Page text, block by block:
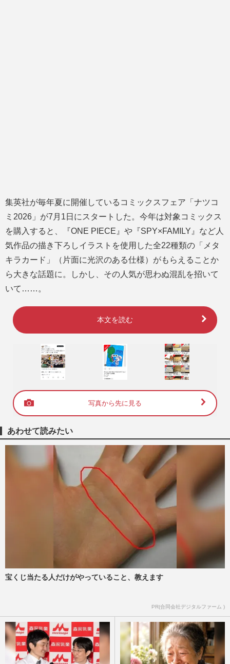
集英社が毎年夏に開催しているコミックスフェア「ナツコ
ミ2026」が7月1日にスタートした。今年は対象コミックス
を購入すると、『ONE PIECE』や『SPY×FAMILY』など人
気作品の描き下ろしイラストを使用した全22種類の「メタ
キラカード」（片面に光沢のある仕様）がもらえることか
ら大きな話題に。しかし、その人気が思わぬ混乱を招いて
いて……。
本文を読む
写真から先に見る
あわせて読みたい
宝くじ当たる人だけがやっていること、教えます
PR(合同会社デジタルファーム )